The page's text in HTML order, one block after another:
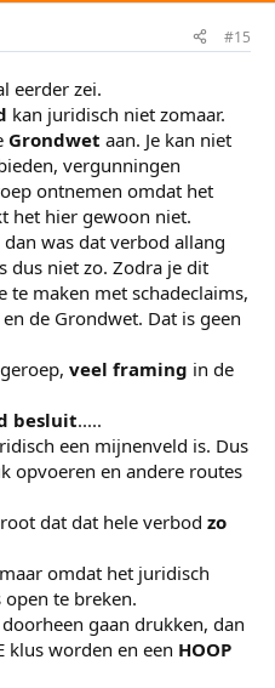
#15
eerder zei.
kan juridisch niet zomaar.
Grondwet aan. Je kan niet
vergunningen
ontnemen omdat het
het hier gewoon niet.
was dat verbod allang
dus niet zo. Zodra je dit
maken met schadeclaims,
de Grondwet. Dat is geen
veel framing in de
besluit.....
een mijnenveld is. Dus
opvoeren en andere routes
dat dat hele verbod zo
omdat het juridisch
te breken.
gaan drukken, dan
klus worden en een HOOP